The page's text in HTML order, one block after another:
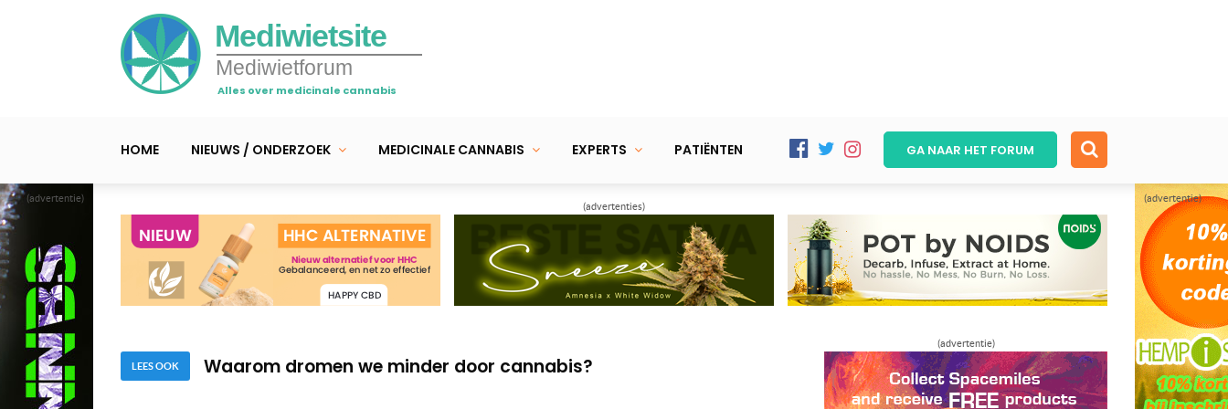
(advertentie) (advertentie)
Mediwietsite
Mediwietforum
Alles over medicinale cannabis
HOME NIEUWS / ONDERZOEK MEDICINALE CANNABIS EXPERTS PATIËNTEN GA NAAR HET FORUM
(advertenties)
LEES OOK
Droge mond door cannabis – Oorzaak en remedie
De top 5 belangrijke cannabinoïden in cannabis
Droge mond door cannabis – Oorzaak en remedie
(advertentie)